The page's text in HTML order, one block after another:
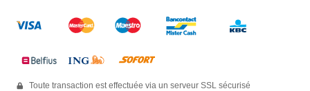
Toute transaction est effectuée via un serveur SSL sécurisé